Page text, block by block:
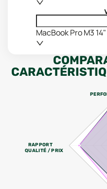
MacBook Pro M3
RAPPORT
QUALITÉ / PRIX